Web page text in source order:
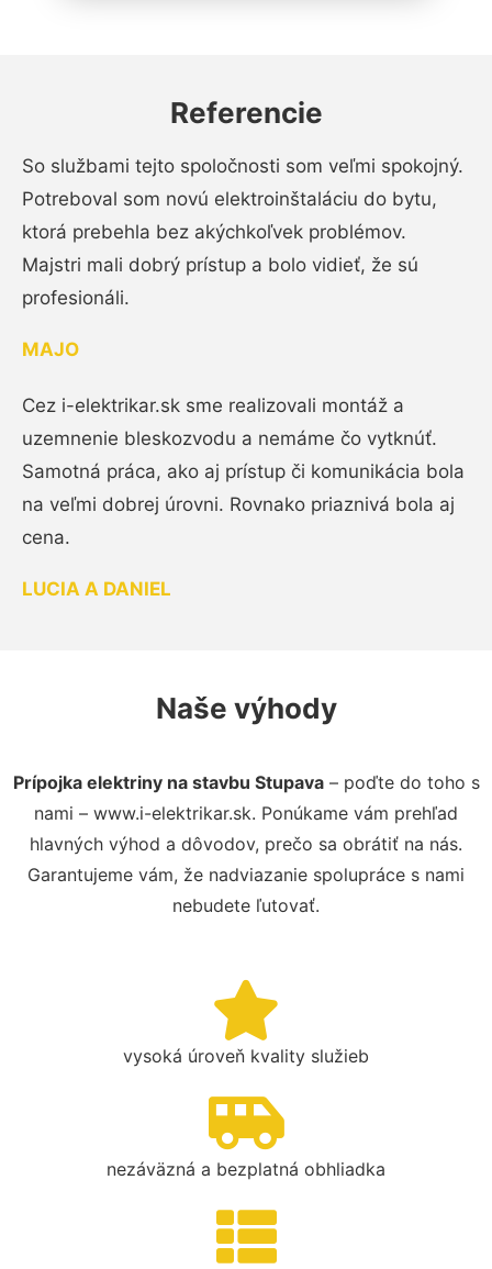
Referencie
So službami tejto spoločnosti som veľmi spokojný.
Potreboval som novú elektroinštaláciu do bytu,
ktorá prebehla bez akýchkoľvek problémov.
Majstri mali dobrý prístup a bolo vidieť, že sú
profesionáli.
MAJO
Cez i-elektrikar.sk sme realizovali montáž a
uzemnenie bleskozvodu a nemáme čo vytknúť.
Samotná práca, ako aj prístup či komunikácia bola
na veľmi dobrej úrovni. Rovnako priaznivá bola aj
cena.
LUCIA A DANIEL
Naše výhody
Prípojka elektriny na stavbu Stupava– poďte do toho s
nami – www.i-elektrikar.sk. Ponúkame vám prehľad
hlavných výhod a dôvodov, prečo sa obrátiť na nás.
Garantujeme vám, že nadviazanie spolupráce s nami
nebudete ľutovať.
vysoká úroveň kvality služieb
nezáväzná a bezplatná obhliadka